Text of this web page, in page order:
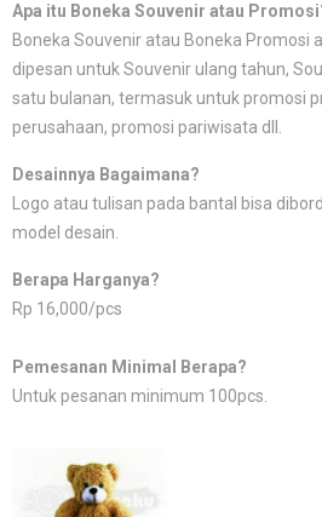
Apa itu Boneka Souvenir atau
Boneka Souvenir atau Boneka Promosi
dipesan untuk Souvenir ulang tahun,
satu bulanan, termasuk untuk promosi
perusahaan, promosi pariwisata dll.
Desainnya Bagaimana?
Logo atau tulisan pada bantal bisa
model desain.
Berapa Harganya?
Rp 16,000/pcs
Pemesanan Minimal Berapa?
Untuk pesanan minimum 100pcs.